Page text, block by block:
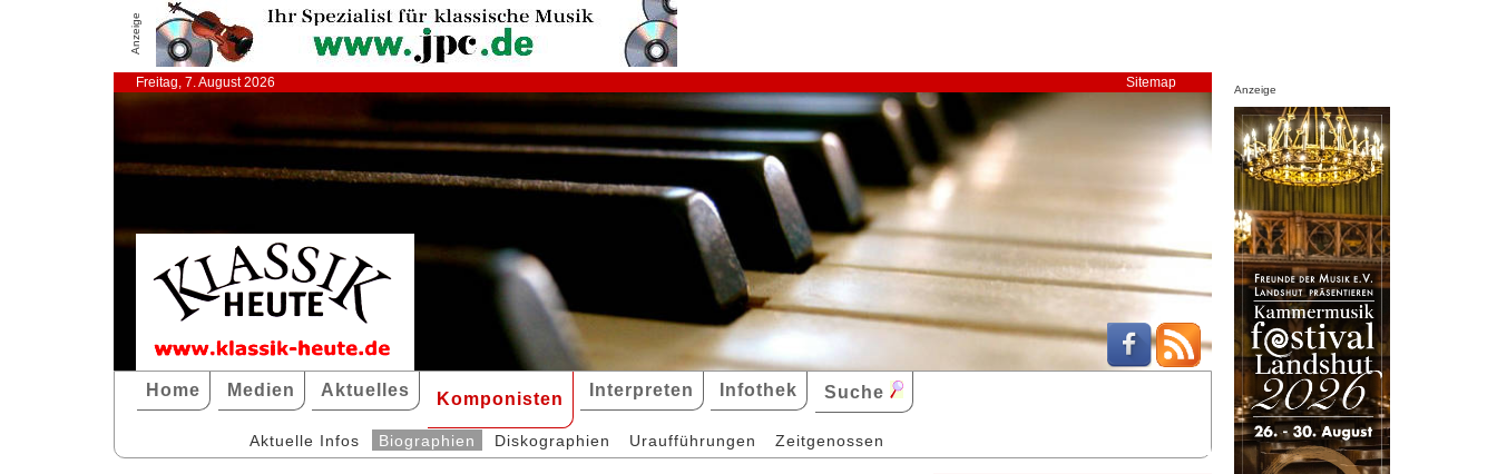
Anzeige
Freitag, 7. August 2026 Sitemap
Home Medien Aktuelles Komponisten Interpreten Infothek Suche
Aktuelle Infos Biographien Diskographien Uraufführungen Zeitgenossen
Anzeige